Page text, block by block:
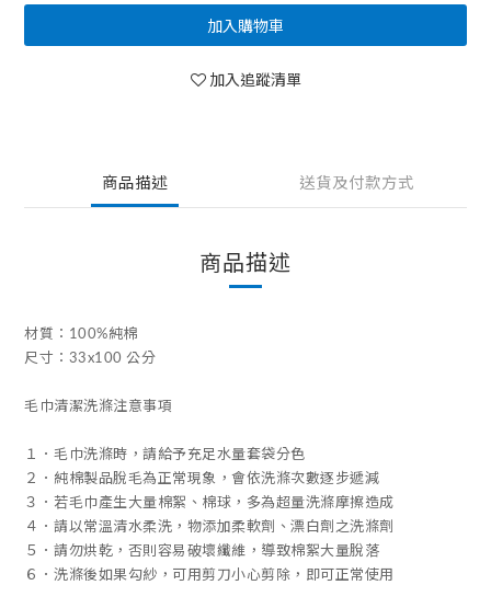
加入購物車
加入追蹤清單
商品描述 送貨及付款方式
商品描述
材質：100%純棉
尺寸：33x100 公分
毛巾清潔洗滌注意事項
１．毛巾洗滌時，請給予充足水量套袋分色
２．純棉製品脫毛為正常現象，會依洗滌次數逐步遞減
３．若毛巾產生大量棉絮、棉球，多為超量洗滌摩擦造成
４．請以常溫清水柔洗，物添加柔軟劑、漂白劑之洗滌劑
５．請勿烘乾，否則容易破壞纖維，導致棉絮大量脫落
６．洗滌後如果勾紗，可用剪刀小心剪除，即可正常使用